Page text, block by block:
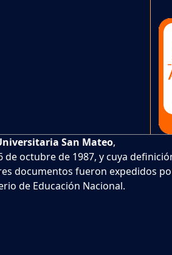
San Mateo,
octubre de 1987, y cuya
documentos fueron expedidos
de Educación Nacional.